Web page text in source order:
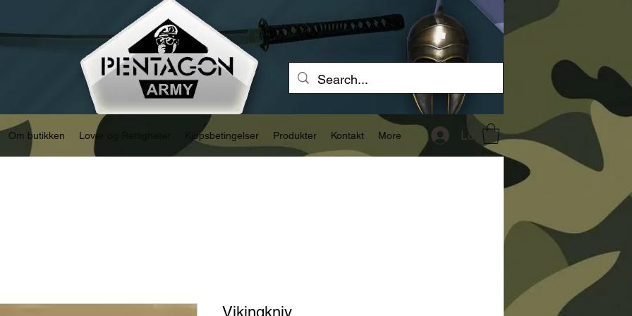
Om butikken Lover og Rettigheter Kjøpsbetingelser Produkter Kontakt More Logg inn
Vikingkniv